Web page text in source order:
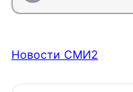
Новости СМИ2